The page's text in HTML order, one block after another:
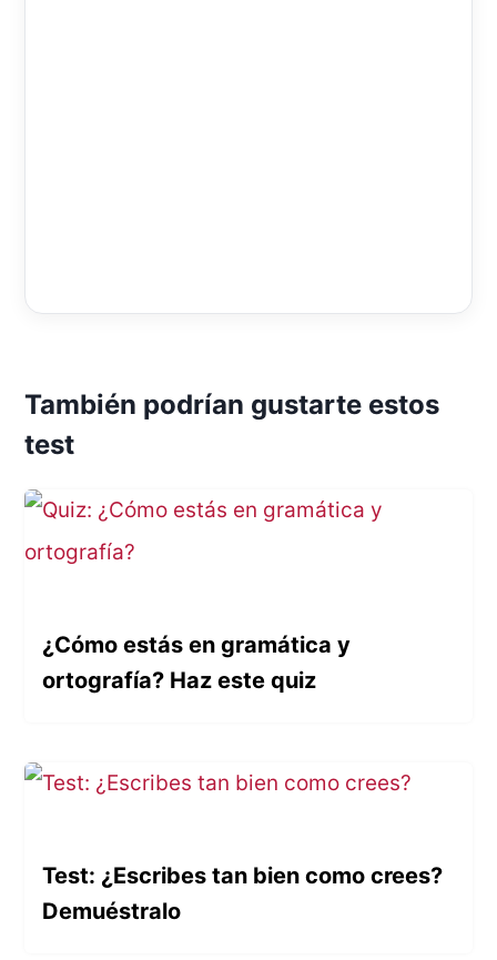
También podrían gustarte estos
test
¿Cómo estás en gramática y
ortografía? Haz este quiz
Test: ¿Escribes tan bien como crees?
Demuéstralo